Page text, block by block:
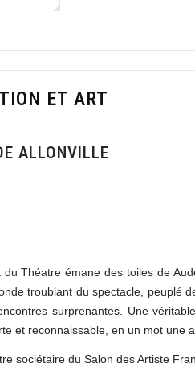
ET ART
ALLONVILLE
Théatre émane des toiles de
troublant du spectacle, peuplé
surprenantes. Une
et reconnaissable, en un mot une
sociétaire du Salon des Artiste